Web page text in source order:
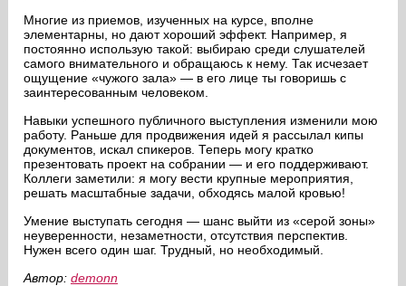
Многие из приемов, изученных на курсе, вполне
элементарны, но дают хороший эффект. Например, я
постоянно использую такой: выбираю среди слушателей
самого внимательного и обращаюсь к нему. Так исчезает
ощущение «чужого зала» — в его лице ты говоришь с
заинтересованным человеком.
Навыки успешного публичного выступления изменили мою
работу. Раньше для продвижения идей я рассылал кипы
документов, искал спикеров. Теперь могу кратко
презентовать проект на собрании — и его поддерживают.
Коллеги заметили: я могу вести крупные мероприятия,
решать масштабные задачи, обходясь малой кровью!
Умение выступать сегодня — шанс выйти из «серой зоны»
неуверенности, незаметности, отсутствия перспектив.
Нужен всего один шаг. Трудный, но необходимый.
Автор: demonn